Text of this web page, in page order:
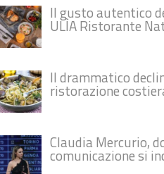
Il gusto autentico
ULÌA Ristorante
Il drammatico
ristorazione
Claudia Mercurio,
comunicazione si